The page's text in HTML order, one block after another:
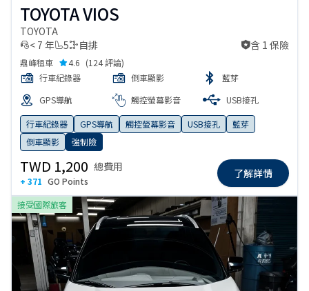
TOYOTA VIOS
TOYOTA
< 7 年
5 自排
含 1 保險 含 1 保險
鼎峰租車 4.6 (124 評論)
行車紀錄器
倒車顯影
藍芽
GPS導航
觸控螢幕影音 USB接孔
行車紀錄器 GPS導航 觸控螢幕影音 USB接孔
藍芽
倒車顯影
強制險
TWD 1,200 總費用
+ 371 GO Points
了解詳情
接受國際旅客